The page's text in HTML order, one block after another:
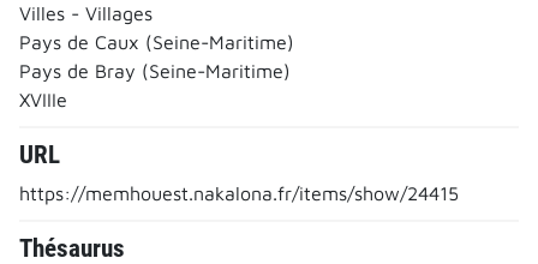
Villes - Villages
Pays de Caux (Seine-Maritime)
Pays de Bray (Seine-Maritime)
XVIIIe
URL
https://memhouest.nakalona.fr/items/show/24415
Thésaurus